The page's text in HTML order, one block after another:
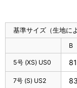
基準サイズ（生地に
B
5号 (XS) US0
7号 (S) US2